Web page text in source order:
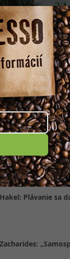
Dupkala
zvládli,
(PODCAST)
Chovanec pred
si veľmi veria
Plávanie sa